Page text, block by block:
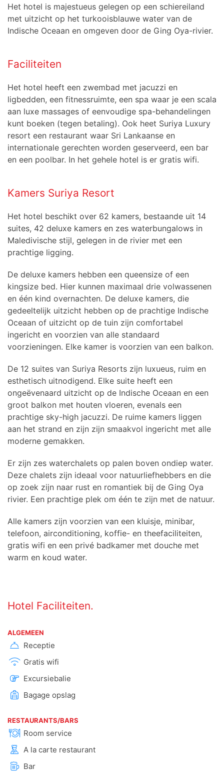
Het hotel is majestueus gelegen op een schiereiland
met uitzicht op het turkooisblauwe water van de
Indische Oceaan en omgeven door de Ging Oya-rivier.
Faciliteiten
Het hotel heeft een zwembad met jacuzzi en
ligbedden, een fitnessruimte, een spa waar je een scala
aan luxe massages of eenvoudige spa-behandelingen
kunt boeken (tegen betaling). Ook heet Suriya Luxury
resort een restaurant waar Sri Lankaanse en
internationale gerechten worden geserveerd, een bar
en een poolbar. In het gehele hotel is er gratis wifi.
Kamers Suriya Resort
Het hotel beschikt over 62 kamers, bestaande uit 14
suites, 42 deluxe kamers en zes waterbungalows in
Maledivische stijl, gelegen in de rivier met een
prachtige ligging.
De deluxe kamers hebben een queensize of een
kingsize bed. Hier kunnen maximaal drie volwassenen
en één kind overnachten. De deluxe kamers, die
gedeeltelijk uitzicht hebben op de prachtige Indische
Oceaan of uitzicht op de tuin zijn comfortabel
ingericht en voorzien van alle standaard
voorzieningen. Elke kamer is voorzien van een balkon.
De 12 suites van Suriya Resorts zijn luxueus, ruim en
esthetisch uitnodigend. Elke suite heeft een
ongeëvenaard uitzicht op de Indische Oceaan en een
groot balkon met houten vloeren, evenals een
prachtige sky-high jacuzzi. De ruime kamers liggen
aan het strand en zijn zijn smaakvol ingericht met alle
moderne gemakken.
Er zijn zes waterchalets op palen boven ondiep water.
Deze chalets zijn ideaal voor natuurliefhebbers en die
op zoek zijn naar rust en romantiek bij de Ging Oya
rivier. Een prachtige plek om één te zijn met de natuur.
Alle kamers zijn voorzien van een kluisje, minibar,
telefoon, airconditioning, koffie- en theefaciliteiten,
gratis wifi en een privé badkamer met douche met
warm en koud water.
Hotel Faciliteiten.
ALGEMEEN
Receptie
Gratis wifi
Excursiebalie
Bagage opslag
RESTAURANTS/BARS
Room service
A la carte restaurant
Bar